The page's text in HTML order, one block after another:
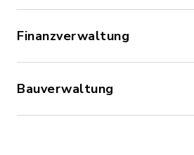
Finanzverwaltung
Bauverwaltung